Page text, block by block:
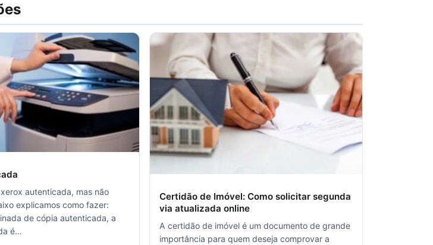
autenticada, mas não
explicamos como fazer:
de cópia autenticada, a
é…
Certidão de Imóvel: Como solicitar segunda
via atualizada online
A certidão de imóvel é um documento de grande
importância para quem deseja comprovar a